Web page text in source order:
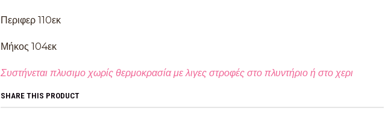
Περιφερ 110εκ
Μήκος 104εκ
Συστήνεται πλυσιμο χωρίς θερμοκρασία με λιγες στροφές στο πλυντήριο ή στο χερι
SHARE THIS PRODUCT